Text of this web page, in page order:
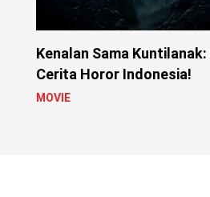
Kenalan Sama Kuntilanak:
Cerita Horor Indonesia!
MOVIE